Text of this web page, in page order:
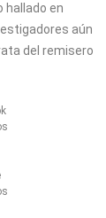
hallado en
aún
del remisero